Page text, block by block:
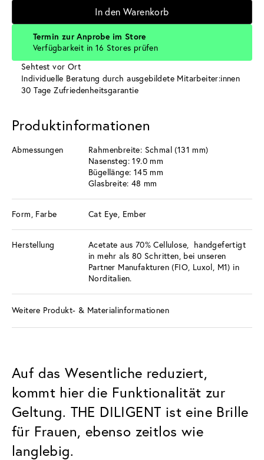
In den Warenkorb
Termin zur Anprobe im Store
Verfügbarkeit in 16 Stores prüfen
Sehtest vor Ort
Individuelle Beratung durch ausgebildete Mitarbeiter:innen
30 Tage Zufriedenheitsgarantie
Produktinformationen
Abmessungen
Rahmenbreite: Schmal (131 mm)
Nasensteg: 19.0 mm
Bügellänge: 145 mm
Glasbreite: 48 mm
Form, Farbe Cat Eye, Ember
Herstellung
Acetate aus 70% Cellulose, handgefertigt
in mehr als 80 Schritten, bei unseren
Partner Manufakturen (FIO, Luxol, M1) in
Norditalien.
Weitere Produkt- & Materialinformationen
Auf das Wesentliche reduziert,
kommt hier die Funktionalität zur
Geltung. THE DILIGENT ist eine Brille
für Frauen, ebenso zeitlos wie
langlebig.